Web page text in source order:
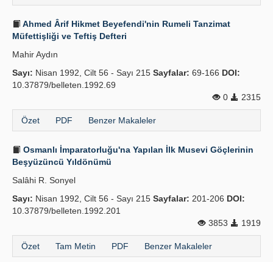
Ahmed Ârif Hikmet Beyefendi'nin Rumeli Tanzimat
Müfettişliği ve Teftiş Defteri
Mahir Aydın
Sayı: Nisan 1992, Cilt 56 - Sayı 215 Sayfalar: 69-166 DOI:
10.37879/belleten.1992.69
0
2315
Özet PDF Benzer Makaleler
Osmanlı İmparatorluğu'na Yapılan İlk Musevi Göçlerinin
Beşyüzüncü Yıldönümü
Salâhi R. Sonyel
Sayı: Nisan 1992, Cilt 56 - Sayı 215 Sayfalar: 201-206 DOI:
10.37879/belleten.1992.201
3853
1919
Özet Tam Metin PDF Benzer Makaleler